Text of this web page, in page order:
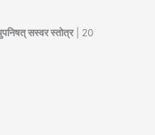
सस्वर स्तोत्र| 20